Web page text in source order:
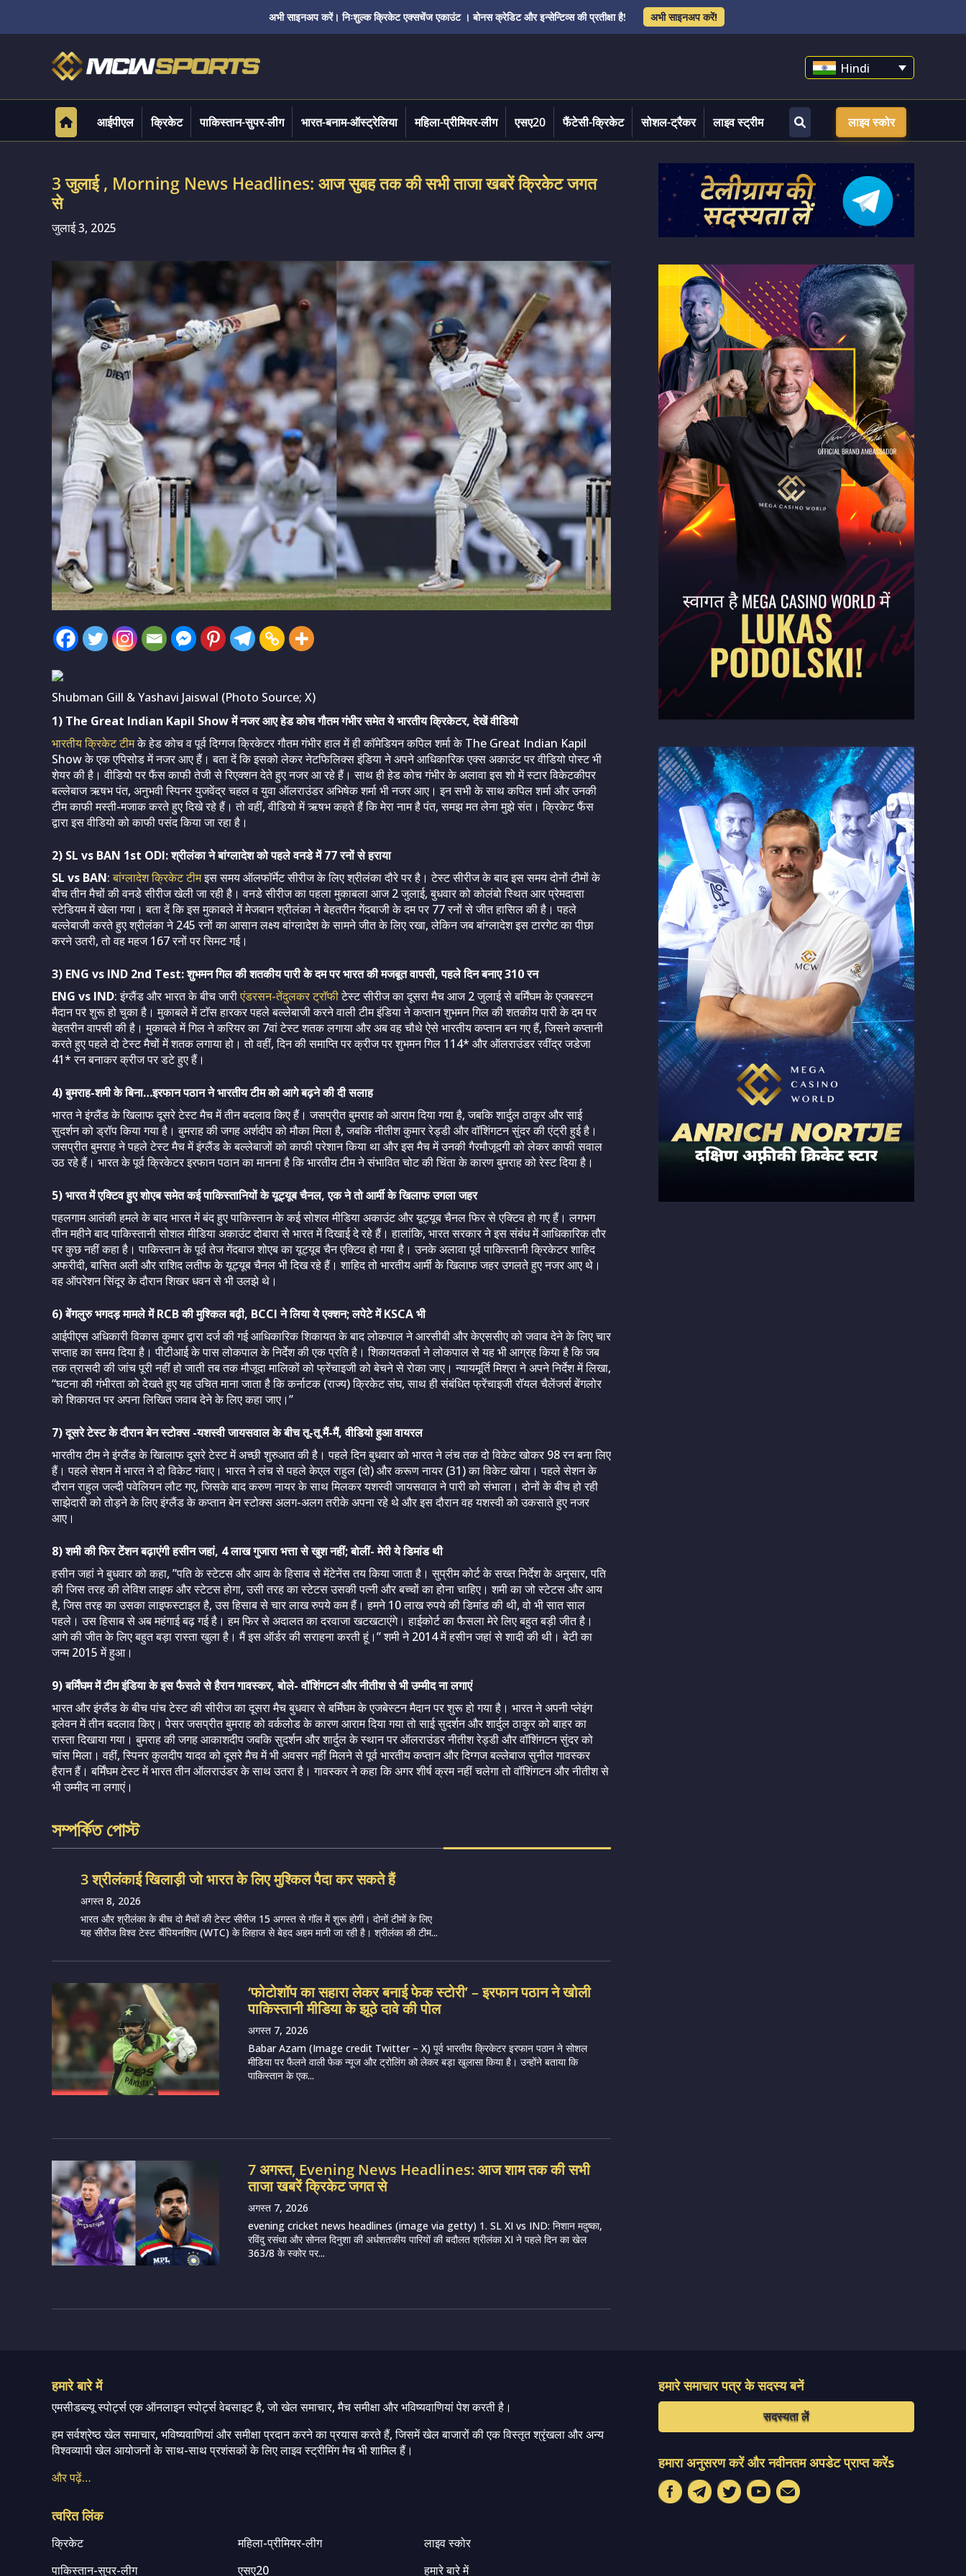
अभी साइनअप करें। निःशुल्क क्रिकेट एक्सचेंज एकाउंट । बोनस क्रेडिट और इन्सेन्टिव्स की प्रतीक्षा है! अभी साइनअप करें!
Hindi
आईपीएल क्रिकेट पाकिस्तान-सुपर-लीग भारत-बनाम-ऑस्ट्रेलिया महिला-प्रीमियर-लीग एसए20 फैंटेसी-क्रिकेट सोशल-ट्रैकर लाइव स्ट्रीम लाइव स्कोर
3 जुलाई , Morning News Headlines: आज सुबह तक की सभी ताजा खबरें क्रिकेट जगत
से
जुलाई 3, 2025
Shubman Gill & Yashavi Jaiswal (Photo Source; X)
1) The Great Indian Kapil Show में नजर आए हेड कोच गौतम गंभीर समेत ये भारतीय क्रिकेटर, देखें वीडियो
भारतीय क्रिकेट टीमके हेड कोच व पूर्व दिग्गज क्रिकेटर गौतम गंभीर हाल में ही काॅमेडियन कपिल शर्मा के The Great Indian Kapil
Show के एक एपिसोड में नजर आए हैं। बता दें कि इसको लेकर नेटफिलिक्स इंडिया ने अपने आधिकारिक एक्स अकाउंट पर वीडियो पोस्ट भी
शेयर की है। वीडियो पर फैंस काफी तेजी से रिएक्शन देते हुए नजर आ रहे हैं। साथ ही हेड कोच गंभीर के अलावा इस शो में स्टार विकेटकीपर
बल्लेबाज ऋषभ पंत, अनुभवी स्पिनर युजवेंद्र चहल व युवा ऑलराउंडर अभिषेक शर्मा भी नजर आए। इन सभी के साथ कपिल शर्मा और उनकी
टीम काफी मस्ती-मजाक करते हुए दिखे रहे हैं। तो वहीं, वीडियो में ऋषभ कहते हैं कि मेरा नाम है पंत, समझ मत लेना मुझे संत। क्रिकेट फैंस
द्वारा इस वीडियो को काफी पसंद किया जा रहा है।
2) SL vs BAN 1st ODI: श्रीलंका ने बांग्लादेश को पहले वनडे में 77 रनों से हराया
SL vs BAN:बांग्लादेश क्रिकेट टीमइस समय ऑलफाॅर्मेट सीरीज के लिए श्रीलंका दौरे पर है। टेस्ट सीरीज के बाद इस समय दोनों टीमों के
बीच तीन मैचों की वनडे सीरीज खेली जा रही है। वनडे सीरीज का पहला मुकाबला आज 2 जुलाई, बुधवार को कोलंबो स्थित आर प्रेमदासा
स्टेडियम में खेला गया। बता दें कि इस मुकाबले में मेजबान श्रीलंका ने बेहतरीन गेंदबाजी के दम पर 77 रनों से जीत हासिल की है। पहले
बल्लेबाजी करते हुए श्रीलंका ने 245 रनों का आसान लक्ष्य बांग्लादेश के सामने जीत के लिए रखा, लेकिन जब बांग्लादेश इस टारगेट का पीछा
करने उतरी, तो वह महज 167 रनों पर सिमट गई।
3) ENG vs IND 2nd Test: शुभमन गिल की शतकीय पारी के दम पर भारत की मजबूत वापसी, पहले दिन बनाए 310 रन
ENG vs IND: इंग्लैंड और भारत के बीच जारीएंडरसन-तेंदुलकर ट्राॅफीटेस्ट सीरीज का दूसरा मैच आज 2 जुलाई से बर्मिंघम के एजबस्टन
मैदान पर शुरू हो चुका है। मुकाबले में टाॅस हारकर पहले बल्लेबाजी करने वाली टीम इंडिया ने कप्तान शुभमन गिल की शतकीय पारी के दम पर
बेहतरीन वापसी की है। मुकाबले में गिल ने करियर का 7वां टेस्ट शतक लगाया और अब वह चौथे ऐसे भारतीय कप्तान बन गए हैं, जिसने कप्तानी
करते हुए पहले दो टेस्ट मैचों में शतक लगाया हो। तो वहीं, दिन की समाप्ति पर क्रीज पर शुभमन गिल 114* और ऑलराउंडर रवींद्र जडेजा
41* रन बनाकर क्रीज पर डटे हुए हैं।
4) बुमराह-शमी के बिना…इरफान पठान ने भारतीय टीम को आगे बढ़ने की दी सलाह
भारत ने इंग्लैंड के खिलाफ दूसरे टेस्ट मैच में तीन बदलाव किए हैं। जसप्रीत बुमराह को आराम दिया गया है, जबकि शार्दुल ठाकुर और साई
सुदर्शन को ड्रॉप किया गया है। बुमराह की जगह अर्शदीप को मौका मिला है, जबकि नीतीश कुमार रेड्डी और वॉशिंगटन सुंदर की एंट्री हुई है।
जसप्रीत बुमराह ने पहले टेस्ट मैच में इंग्लैंड के बल्लेबाजों को काफी परेशान किया था और इस मैच में उनकी गैरमौजूदगी को लेकर काफी सवाल
उठ रहे हैं। भारत के पूर्व क्रिकेटर इरफान पठान का मानना है कि भारतीय टीम ने संभावित चोट की चिंता के कारण बुमराह को रेस्ट दिया है।
5) भारत में एक्टिव हुए शोएब समेत कई पाकिस्तानियों के यूट्यूब चैनल, एक ने तो आर्मी के खिलाफ उगला जहर
पहलगाम आतंकी हमले के बाद भारत में बंद हुए पाकिस्तान के कई सोशल मीडिया अकाउंट और यूट्यूब चैनल फिर से एक्टिव हो गए हैं। लगभग
तीन महीने बाद पाकिस्तानी सोशल मीडिया अकाउंट दोबारा से भारत में दिखाई दे रहे हैं। हालांकि, भारत सरकार ने इस संबंध में आधिकारिक तौर
पर कुछ नहीं कहा है। पाकिस्तान के पूर्व तेज गेंदबाज शोएब का यूट्यूब चैन एक्टिव हो गया है। उनके अलावा पूर्व पाकिस्तानी क्रिकेटर शाहिद
अफरीदी, बासित अली और राशिद लतीफ के यूट्यूब चैनल भी दिख रहे हैं। शाहिद तो भारतीय आर्मी के खिलाफ जहर उगलते हुए नजर आए थे।
वह ऑपरेशन सिंदूर के दौरान शिखर धवन से भी उलझे थे।
6) बेंगलुरु भगदड़ मामले में RCB की मुश्किल बढ़ी, BCCI ने लिया ये एक्शन; लपेटे में KSCA भी
आईपीएस अधिकारी विकास कुमार द्वारा दर्ज की गई आधिकारिक शिकायत के बाद लोकपाल ने आरसीबी और केएससीए को जवाब देने के लिए चार
सप्ताह का समय दिया है। पीटीआई के पास लोकपाल के निर्देश की एक प्रति है। शिकायतकर्ता ने लोकपाल से यह भी आग्रह किया है कि जब
तक त्रासदी की जांच पूरी नहीं हो जाती तब तक मौजूदा मालिकों को फ्रेंचाइजी को बेचने से रोका जाए। न्यायमूर्ति मिश्रा ने अपने निर्देश में लिखा,
‘‘घटना की गंभीरता को देखते हुए यह उचित माना जाता है कि कर्नाटक (राज्य) क्रिकेट संघ, साथ ही संबंधित फ्रेंचाइजी रॉयल चैलेंजर्स बेंगलोर
को शिकायत पर अपना लिखित जवाब देने के लिए कहा जाए।’’
7) दूसरे टेस्ट के दौरान बेन स्टोक्स -यशस्वी जायसवाल के बीच तू-तू मैं-मैं, वीडियो हुआ वायरल
भारतीय टीम ने इंग्लैंड के खिालाफ दूसरे टेस्ट में अच्छी शुरुआत की है। पहले दिन बुधवार को भारत ने लंच तक दो विकेट खोकर 98 रन बना लिए
हैं। पहले सेशन में भारत ने दो विकेट गंवाए। भारत ने लंच से पहले केएल राहुल (दो) और करूण नायर (31) का विकेट खोया। पहले सेशन के
दौरान राहुल जल्दी पवेलियन लौट गए, जिसके बाद करुण नायर के साथ मिलकर यशस्वी जायसवाल ने पारी को संभाला। दोनों के बीच हो रही
साझेदारी को तोड़ने के लिए इंग्लैंड के कप्तान बेन स्टोक्स अलग-अलग तरीके अपना रहे थे और इस दौरान वह यशस्वी को उकसाते हुए नजर
आए।
8) शमी की फिर टेंशन बढ़ाएंगी हसीन जहां, 4 लाख गुजारा भत्ता से खुश नहीं; बोलीं- मेरी ये डिमांड थी
हसीन जहां ने बुधवार को कहा, ”पति के स्टेटस और आय के हिसाब से मेंटेनेंस तय किया जाता है। सुप्रीम कोर्ट के सख्त निर्देश के अनुसार, पति
की जिस तरह की लेविश लाइफ और स्टेटस होगा, उसी तरह का स्टेटस उसकी पत्नी और बच्चों का होना चाहिए। शमी का जो स्टेटस और आय
है, जिस तरह का उसका लाइफस्टाइल है, उस हिसाब से चार लाख रुपये कम हैं। हमने 10 लाख रुपये की डिमांड की थी, वो भी सात साल
पहले। उस हिसाब से अब महंगाई बढ़ गई है। हम फिर से अदालत का दरवाजा खटखटाएंगे। हाईकोर्ट का फैसला मेरे लिए बहुत बड़ी जीत है।
आगे की जीत के लिए बहुत बड़ा रास्ता खुला है। मैं इस ऑर्डर की सराहना करती हूं।” शमी ने 2014 में हसीन जहां से शादी की थी। बेटी का
जन्म 2015 में हुआ।
9) बर्मिंघम में टीम इंडिया के इस फैसले से हैरान गावस्कर, बोले- वॉशिंगटन और नीतीश से भी उम्मीद ना लगाएं
भारत और इंग्लैंड के बीच पांच टेस्ट की सीरीज का दूसरा मैच बुधवार से बर्मिंघम के एजबेस्टन मैदान पर शुरू हो गया है। भारत ने अपनी प्लेइंग
इलेवन में तीन बदलाव किए। पेसर जसप्रीत बुमराह को वर्कलोड के कारण आराम दिया गया तो साई सुदर्शन और शार्दुल ठाकुर को बाहर का
रास्ता दिखाया गया। बुमराह की जगह आकाशदीप जबकि सुदर्शन और शार्दुल के स्थान पर ऑलराउंडर नीतीश रेड्डी और वॉशिंगटन सुंदर को
चांस मिला। वहीं, स्पिनर कुलदीप यादव को दूसरे मैच में भी अवसर नहीं मिलने से पूर्व भारतीय कप्तान और दिग्गज बल्लेबाज सुनील गावस्कर
हैरान हैं। बर्मिंघम टेस्ट में भारत तीन ऑलराउंडर के साथ उतरा है। गावस्कर ने कहा कि अगर शीर्ष क्रम नहीं चलेगा तो वॉशिंगटन और नीतीश से
भी उम्मीद ना लगाएं।
সম্পর্কিত পোস্ট
3 श्रीलंकाई खिलाड़ी जो भारत के लिए मुश्किल पैदा कर सकते हैं
अगस्त 8, 2026
भारत और श्रीलंका के बीच दो मैचों की टेस्ट सीरीज 15 अगस्त से गॉल में शुरू होगी। दोनों टीमों के लिए
यह सीरीज विश्व टेस्ट चैंपियनशिप (WTC) के लिहाज से बेहद अहम मानी जा रही है। श्रीलंका की टीम...
‘फोटोशॉप का सहारा लेकर बनाई फेक स्टोरी’ – इरफान पठान ने खोली
पाकिस्तानी मीडिया के झूठे दावे की पोल
अगस्त 7, 2026
Babar Azam (Image credit Twitter – X) पूर्व भारतीय क्रिकेटर इरफान पठान ने सोशल
मीडिया पर फैलने वाली फेक न्यूज और ट्रोलिंग को लेकर बड़ा खुलासा किया है। उन्होंने बताया कि
पाकिस्तान के एक...
7 अगस्त, Evening News Headlines: आज शाम तक की सभी
ताजा खबरें क्रिकेट जगत से
अगस्त 7, 2026
evening cricket news headlines (image via getty) 1. SL XI vs IND: निशान मदुष्का,
रविंदु रसंथा और सोनल दिनुशा की अर्धशतकीय पारियों की बदौलत श्रीलंका XI ने पहले दिन का खेल
363/8 के स्कोर पर...
हमारे बारे में
एमसीडब्ल्यू स्पोर्ट्स एक ऑनलाइन स्पोर्ट्स वेबसाइट है, जो खेल समाचार, मैच समीक्षा और भविष्यवाणियां पेश करती है।
हम सर्वश्रेष्ठ खेल समाचार, भविष्यवाणियां और समीक्षा प्रदान करने का प्रयास करते हैं, जिसमें खेल बाजारों की एक विस्तृत श्रृंखला और अन्य
विश्वव्यापी खेल आयोजनों के साथ-साथ प्रशंसकों के लिए लाइव स्ट्रीमिंग मैच भी शामिल हैं।
और पढ़ें…
त्वरित लिंक
क्रिकेट महिला-प्रीमियर-लीग
लाइव स्कोर
पाकिस्तान-सुपर-लीग
एसए20 हमारे बारे में
हमारे समाचार पत्र के सदस्य बनें
सदस्यता लें
हमारा अनुसरण करें और नवीनतम अपडेट प्राप्त करेंs